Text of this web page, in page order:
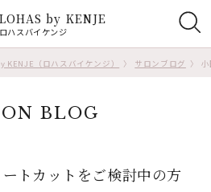
KENJE（ロハスバイケンジ） サロンブログ
LOHAS by KENJE
ロハスバイケンジ
BLOG
トカットをご検討中の方